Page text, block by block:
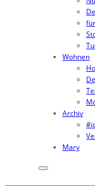
Wohnen
Archiv
Mary